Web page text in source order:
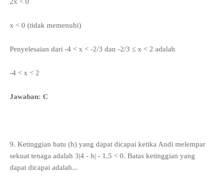
2x < 0
x < 0 (tidak memenuhi)
Penyelesaian dari -4 < x < -2/3 dan -2/3 ≤ x < 2 adalah
-4 < x < 2
Jawaban: C
9. Ketinggian batu (h) yang dapat dicapai ketika Andi melempar
sekuat tenaga adalah 3|4 - h| - 1,5 < 0. Batas ketinggian yang
dapat dicapai adalah...